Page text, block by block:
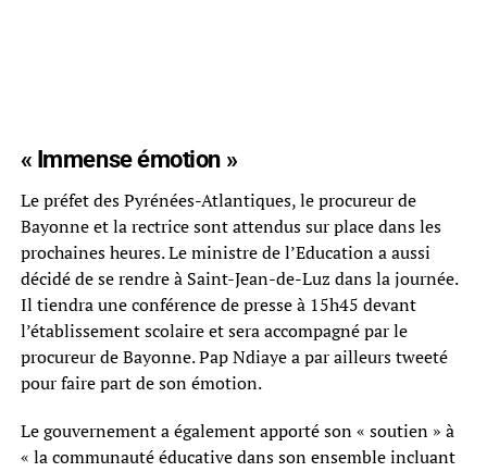
« Immense émotion »
Le préfet des Pyrénées-Atlantiques, le procureur de
Bayonne et la rectrice sont attendus sur place dans les
prochaines heures. Le ministre de l’Education a aussi
décidé de se rendre à Saint-Jean-de-Luz dans la journée.
Il tiendra une conférence de presse à 15h45 devant
l’établissement scolaire et sera accompagné par le
procureur de Bayonne. Pap Ndiaye a par ailleurs tweeté
pour faire part de son émotion.
Le gouvernement a également apporté son « soutien » à
« la communauté éducative dans son ensemble incluant